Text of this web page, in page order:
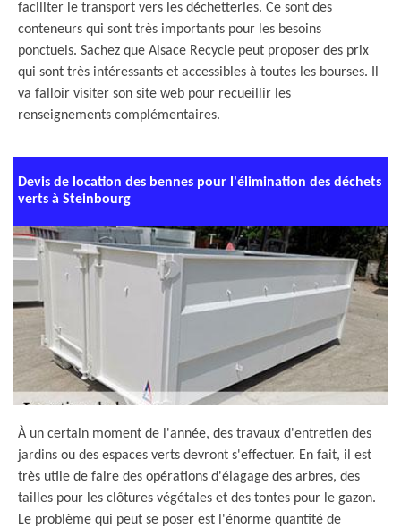
faciliter le transport vers les déchetteries. Ce sont des
conteneurs qui sont très importants pour les besoins
ponctuels. Sachez que Alsace Recycle peut proposer des prix
qui sont très intéressants et accessibles à toutes les bourses. Il
va falloir visiter son site web pour recueillir les
renseignements complémentaires.
Devis de location des bennes pour l'élimination des déchets
verts à Steinbourg
À un certain moment de l'année, des travaux d'entretien des
jardins ou des espaces verts devront s'effectuer. En fait, il est
très utile de faire des opérations d'élagage des arbres, des
tailles pour les clôtures végétales et des tontes pour le gazon.
Le problème qui peut se poser est l'énorme quantité de